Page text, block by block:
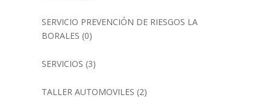
SERVICIO PREVENCIÓN DE RIESGOS LA
BORALES (0)
SERVICIOS (3)
TALLER AUTOMOVILES (2)